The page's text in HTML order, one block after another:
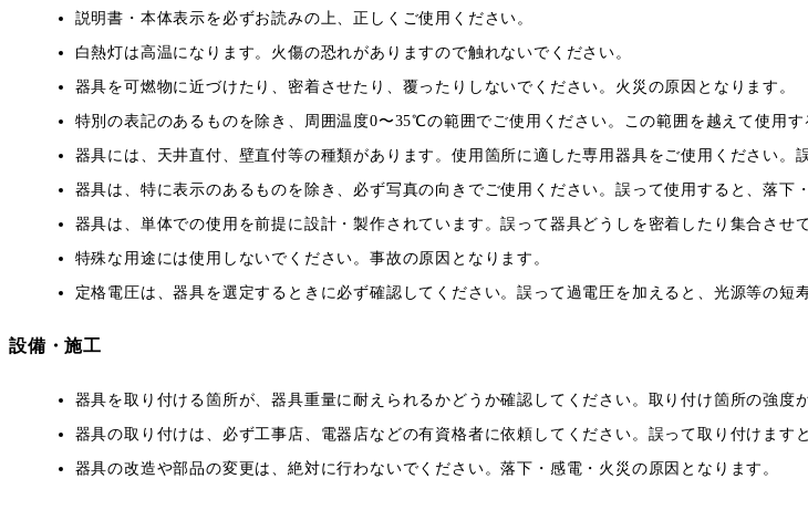
説明書・本体表示を必ずお読みの上、正しくご使用ください。
白熱灯は高温になります。火傷の恐れがありますので触れないでください。
器具を可燃物に近づけたり、密着させたり、覆ったりしないでください。火災の原因となります。
特別の表記のあるものを除き、周囲温度0〜35℃の範囲でご使用ください。この範囲を越えて使用す
器具には、天井直付、壁直付等の種類があります。使用箇所に適した専用器具をご使用ください。
器具は、特に表示のあるものを除き、必ず写真の向きでご使用ください。誤って使用すると、落下
器具は、単体での使用を前提に設計・製作されています。誤って器具どうしを密着したり集合させ
特殊な用途には使用しないでください。事故の原因となります。
定格電圧は、器具を選定するときに必ず確認してください。誤って過電圧を加えると、光源等の短
設備・施工
器具を取り付ける箇所が、器具重量に耐えられるかどうか確認してください。取り付け箇所の強度
器具の取り付けは、必ず工事店、電器店などの有資格者に依頼してください。誤って取り付けます
器具の改造や部品の変更は、絶対に行わないでください。落下・感電・火災の原因となります。